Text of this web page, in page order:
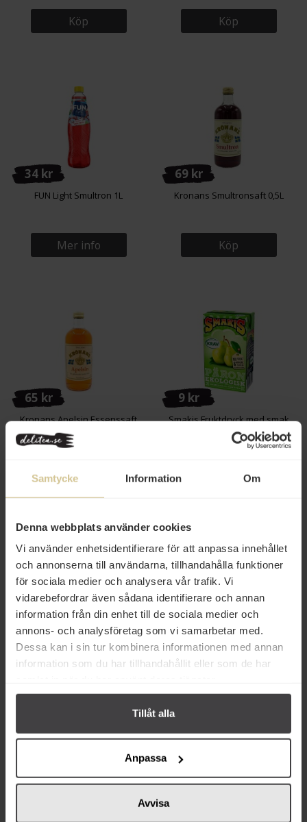
Samtycke Information Om
Denna webbplats använder cookies
Vi använder enhetsidentifierare för att anpassa innehållet
och annonserna till användarna, tillhandahålla funktioner
för sociala medier och analysera vår trafik. Vi
vidarebefordrar även sådana identifierare och annan
information från din enhet till de sociala medier och
annons- och analysföretag som vi samarbetar med.
Dessa kan i sin tur kombinera informationen med annan
information som du har tillhandahållit eller som de har
Tillåt alla
Anpassa
Avvisa
Köp Köp
34 kr
FUN Light Smultron 1L
Mer info
69 kr
Kronans Smultronsaft 0,5L
Köp
65 kr
Kronans Apelsin Essenssaft
0,5L
9 kr
Smakis Fruktdryck med smak
av Päron Ekologisk KRAV 25cl
33 kr
Fun Light Ice Tea Peach & Love
1L
Köp
34 kr
FUN Light Orange 1L
Mer info